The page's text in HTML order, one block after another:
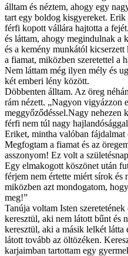
álltam és néztem, ahogy egy
tart egy boldog kisgyereket. Erik
férfi kopott vállára hajtotta a
és láttam, ahogy megindulnak a
és a kemény munkától
a fiamat, miközben szeretettel a
Nem láttam még ilyen mély és
két emberi lény között.
Döbbenten álltam. Az öreg
rám nézett. „Nagyon vigyázzon
meggyőződéssel.Nagy nehezen
férfi nem túl nagy
Eriket, mintha valóban
Megfogtam a fiamat és az
asszonyom! Ez volt a
Egy elmakogott köszönet után
férjem nem értette miért sírok és
miközben azt mondogatom,
meg!”
Tanúja voltam Isten
keresztül, aki nem látott bűnt és
keresztül, aki a másik lelkét látta
látott tovább az öltözéken.
karjaimban tartottam egy